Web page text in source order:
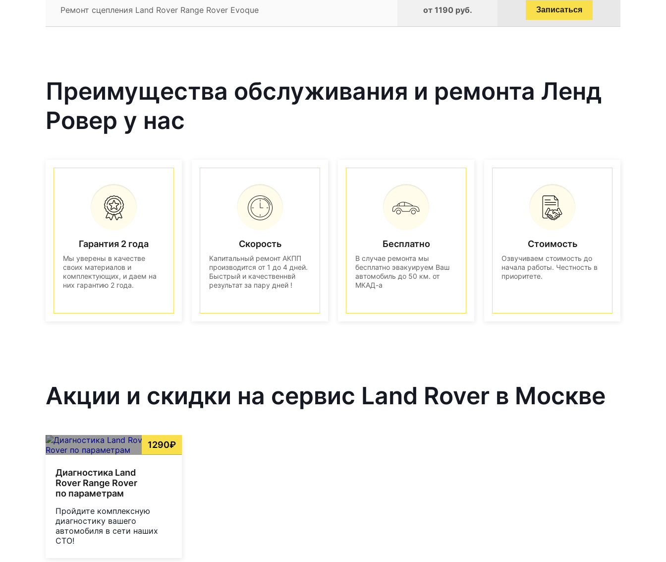
Ремонт сцепления Land Rover Range Rover Evoque от 1190 руб. Записаться
Преимущества обслуживания и ремонта Ленд
Ровер у нас
Гарантия 2 года
Мы уверены в качестве
своих материалов и
комплектующих, и даем на
них гарантию 2 года.
Скорость
Капитальный ремонт АКПП
производится от 1 до 4 дней.
Быстрый и качественнвй
результат за пару дней !
Бесплатно
В случае ремонта мы
бесплатно эвакуируем Ваш
автомобиль до 50 км. от
МКАД-а
Стоимость
Озвучиваем стоимость до
начала работы. Честность в
приоритете.
Акции и скидки на сервис Land Rover в Москве
1290₽
Диагностика Land
Rover Range Rover
по параметрам
Пройдите комплексную
диагностику вашего
автомобиля в сети наших
СТО!